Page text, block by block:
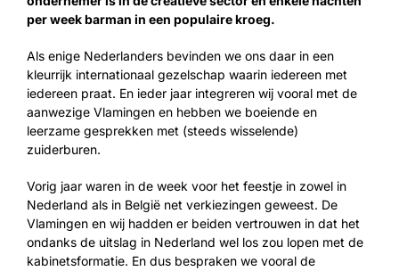
per week barman in een populaire kroeg.
Als enige Nederlanders bevinden we ons daar in een
kleurrijk internationaal gezelschap waarin iedereen met
iedereen praat. En ieder jaar integreren wij vooral met de
aanwezige Vlamingen en hebben we boeiende en
leerzame gesprekken met (steeds wisselende)
zuiderburen.
Vorig jaar waren in de week voor het feestje in zowel in
Nederland als in België net verkiezingen geweest. De
Vlamingen en wij hadden er beiden vertrouwen in dat het
ondanks de uitslag in Nederland wel los zou lopen met de
kabinetsformatie. En dus bespraken we vooral de